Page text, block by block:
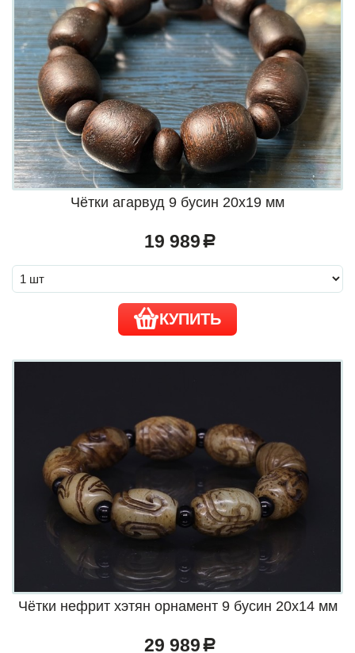
Чётки агарвуд 9 бусин 20х19 мм
19 989 a
КУПИТЬ
Чётки нефрит хэтян орнамент 9 бусин 20х14 мм
29 989 a